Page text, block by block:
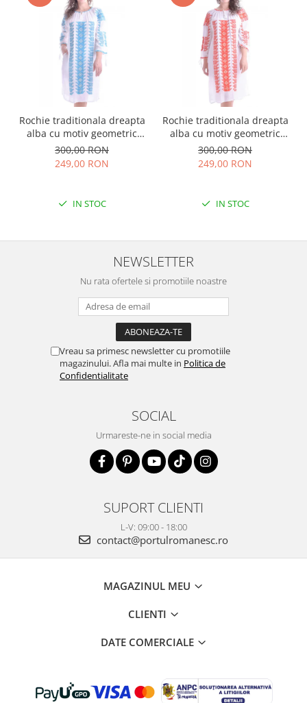
Rochie traditionala dreapta
alba cu motiv geometric
albastru Tania
300,00 RON
249,00 RON
IN STOC
Rochie traditionala dreapta
alba cu motiv geometric
rosu Doina
300,00 RON
249,00 RON
IN STOC
NEWSLETTER
Nu rata ofertele si promotiile noastre
Vreau sa primesc newsletter cu promotiile
magazinului. Afla mai multe in Politica de
Confidentialitate
SOCIAL
Urmareste-ne in social media
SUPORT CLIENTI
L-V: 09:00 - 18:00
contact@portulromanesc.ro
MAGAZINUL MEU
CLIENTI
DATE COMERCIALE